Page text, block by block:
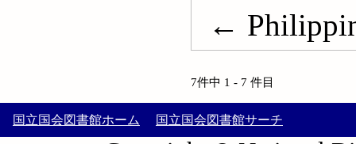
←
7件中 1 - 7 件目
国立国会図書館ホーム 国立国会図書館サーチ